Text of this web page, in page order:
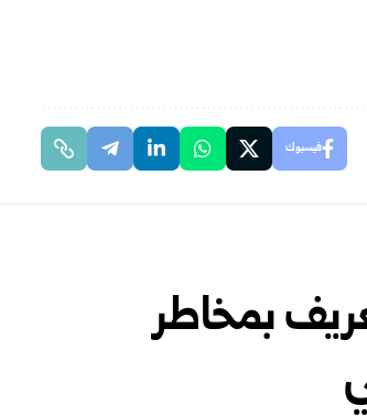
فيسبوك
بمخاطر